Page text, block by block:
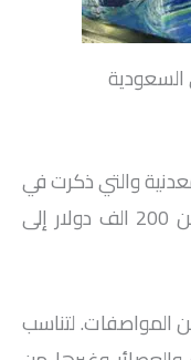
والتي ذكرت في
دراسة جدوى مصنع مياه معدنية من 200 الف دولار إلى
المواصفات. لتناسب